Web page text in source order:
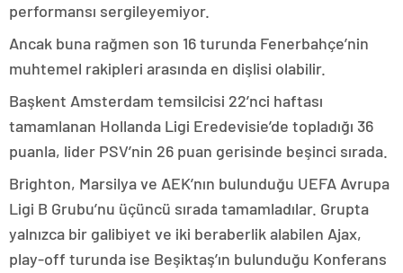
performansı sergileyemiyor.
Ancak buna rağmen son 16 turunda Fenerbahçe’nin
muhtemel rakipleri arasında en dişlisi olabilir.
Başkent Amsterdam temsilcisi 22’nci haftası
tamamlanan Hollanda Ligi Eredevisie’de topladığı 36
puanla, lider PSV’nin 26 puan gerisinde beşinci sırada.
Brighton, Marsilya ve AEK’nın bulunduğu UEFA Avrupa
Ligi B Grubu’nu üçüncü sırada tamamladılar. Grupta
yalnızca bir galibiyet ve iki beraberlik alabilen Ajax,
play-off turunda ise Beşiktaş’ın bulunduğu Konferans